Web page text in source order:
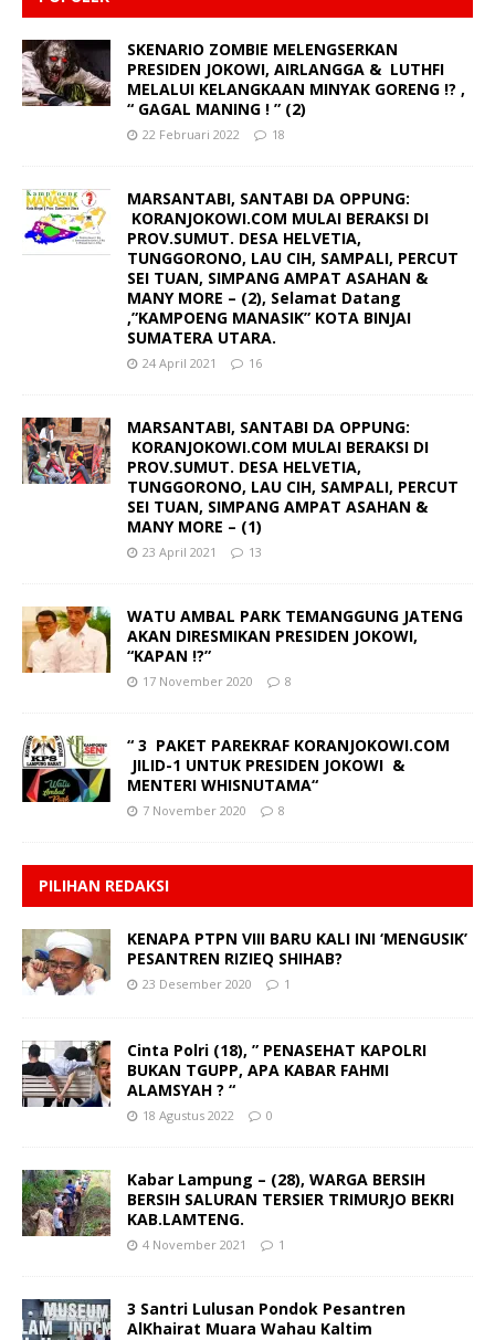
SKENARIO ZOMBIE MELENGSERKAN
PRESIDEN JOKOWI, AIRLANGGA & LUTHFI
MELALUI KELANGKAAN MINYAK GORENG !? ,
“ GAGAL MANING ! ” (2)
22 Februari 2022 18
MARSANTABI, SANTABI DA OPPUNG:
KORANJOKOWI.COM MULAI BERAKSI DI
PROV.SUMUT. DESA HELVETIA,
TUNGGORONO, LAU CIH, SAMPALI, PERCUT
SEI TUAN, SIMPANG AMPAT ASAHAN &
MANY MORE – (2), Selamat Datang
,”KAMPOENG MANASIK” KOTA BINJAI
SUMATERA UTARA.
24 April 2021 16
MARSANTABI, SANTABI DA OPPUNG:
KORANJOKOWI.COM MULAI BERAKSI DI
PROV.SUMUT. DESA HELVETIA,
TUNGGORONO, LAU CIH, SAMPALI, PERCUT
SEI TUAN, SIMPANG AMPAT ASAHAN &
MANY MORE – (1)
23 April 2021 13
WATU AMBAL PARK TEMANGGUNG JATENG
AKAN DIRESMIKAN PRESIDEN JOKOWI,
“KAPAN !?”
17 November 2020 8
“ 3 PAKET PAREKRAF KORANJOKOWI.COM
JILID-1 UNTUK PRESIDEN JOKOWI &
MENTERI WHISNUTAMA“
7 November 2020 8
PILIHAN REDAKSI
KENAPA PTPN VIII BARU KALI INI ‘MENGUSIK’
PESANTREN RIZIEQ SHIHAB?
23 Desember 2020 1
Cinta Polri (18), ” PENASEHAT KAPOLRI
BUKAN TGUPP, APA KABAR FAHMI
ALAMSYAH ? “
18 Agustus 2022 0
Kabar Lampung – (28), WARGA BERSIH
BERSIH SALURAN TERSIER TRIMURJO BEKRI
KAB.LAMTENG.
4 November 2021 1
3 Santri Lulusan Pondok Pesantren
AlKhairat Muara Wahau Kaltim